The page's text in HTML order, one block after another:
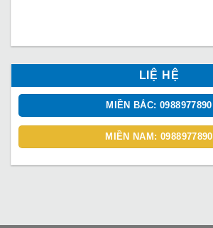
LIỆ HỆ
MIỀN BẮC: 0988977890
MIỀN NAM: 0988977890